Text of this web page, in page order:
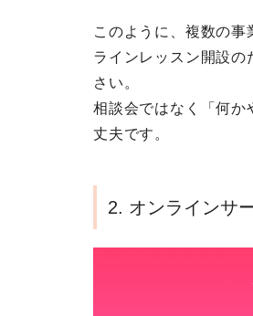
このように、 複数の事
ラインレッスン開設
さい。
相談会ではなく「何か
丈夫です。
2. オンラインサ